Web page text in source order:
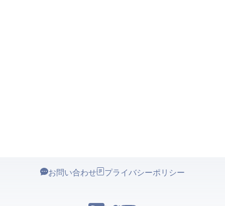
お問い合わせ プライバシーポリシー